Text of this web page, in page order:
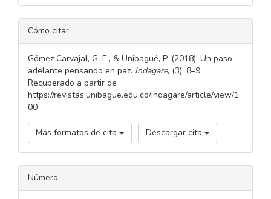
DETALLES
DEL
ARTÍCULO
Cómo citar
Gómez Carvajal, G. E., & Unibagué, P. (2018). Un paso
adelante pensando en paz. Indagare, (3), 8–9.
Recuperado a partir de
https://revistas.unibague.edu.co/indagare/article/view/1
00
Más formatos de cita Descargar cita
Número